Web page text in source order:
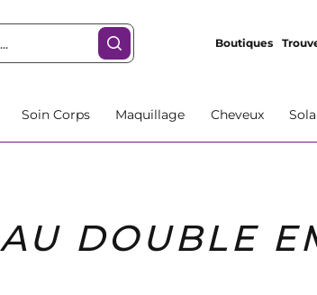
Boutiques
Soin Corps Maquillage Cheveux
DOUBLE